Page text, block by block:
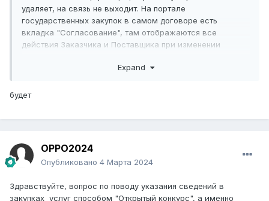
удаляет, на связь не выходит. На портале
государственных закупок в самом договоре есть
вкладка "Согласование", там отображаются все
действия Заказчика и Поставщика при изменении
будет иметь юридическую силу при подаче иска в суд?
Expand
будет
OPPO2024
Опубликовано 4 Марта 2024
Здравствуйте, вопрос по поводу указания сведений в
закупках услуг способом "Открытый конкурс", а именно